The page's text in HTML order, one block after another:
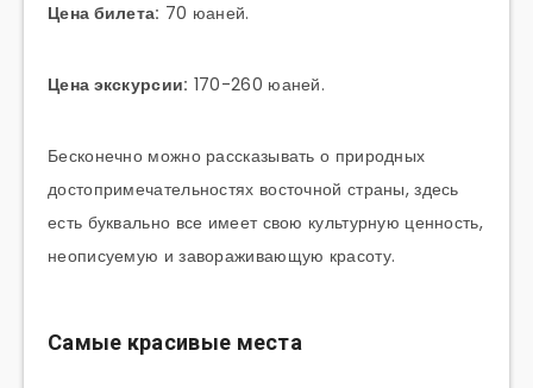
Цена билета: 70 юаней.
Цена экскурсии: 170-260 юаней.
Бесконечно можно рассказывать о природных
достопримечательностях восточной страны, здесь
есть буквально все имеет свою культурную ценность,
неописуемую и завораживающую красоту.
Самые красивые места